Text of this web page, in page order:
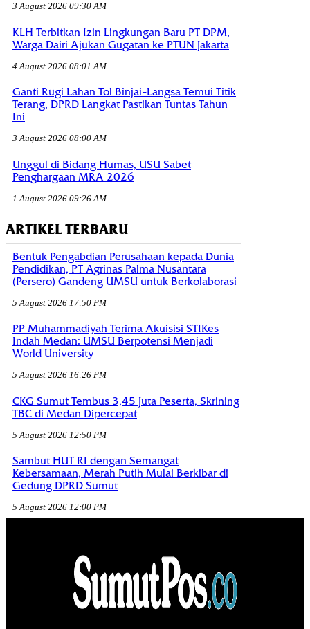
3 August 2026 09:30 AM
KLH Terbitkan Izin Lingkungan Baru PT DPM,
Warga Dairi Ajukan Gugatan ke PTUN Jakarta
4 August 2026 08:01 AM
Ganti Rugi Lahan Tol Binjai–Langsa Temui Titik
Terang, DPRD Langkat Pastikan Tuntas Tahun
Ini
3 August 2026 08:00 AM
Unggul di Bidang Humas, USU Sabet
Penghargaan MRA 2026
1 August 2026 09:26 AM
ARTIKEL TERBARU
Bentuk Pengabdian Perusahaan kepada Dunia
Pendidikan, PT Agrinas Palma Nusantara
(Persero) Gandeng UMSU untuk Berkolaborasi
5 August 2026 17:50 PM
PP Muhammadiyah Terima Akuisisi STIKes
Indah Medan: UMSU Berpotensi Menjadi
World University
5 August 2026 16:26 PM
CKG Sumut Tembus 3,45 Juta Peserta, Skrining
TBC di Medan Dipercepat
5 August 2026 12:50 PM
Sambut HUT RI dengan Semangat
Kebersamaan, Merah Putih Mulai Berkibar di
Gedung DPRD Sumut
5 August 2026 12:00 PM